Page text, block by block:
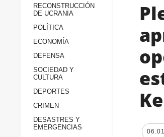
TODAS LAS
Reconstrucción de
Sociedad y Cultura
RECONSTRUCCIÓN
DE UCRANIA
POLÍTICA
ECONOMÍA
DEFENSA
SOCIEDAD Y
CULTURA
DEPORTES
CRIMEN
DESASTRES Y
EMERGENCIAS